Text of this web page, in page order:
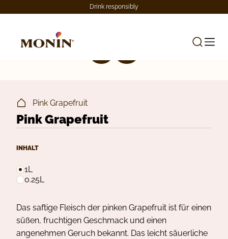
Drink responsibly
Pink Grapefruit
Pink Grapefruit
INHALT
1L
0.25L
Das saftige Fleisch der pinken Grapefruit ist für einen
süßen, fruchtigen Geschmack und einen
angenehmen Geruch bekannt. Das leicht säuerliche